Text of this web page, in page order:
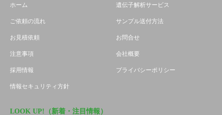
ホーム 遺伝子解析サービス
ご依頼の流れ サンプル送付方法
お見積依頼 お問合せ
注意事項 会社概要
採用情報 プライバシーポリシー
情報セキュリティ方針
LOOK UP!（新着・注目情報）